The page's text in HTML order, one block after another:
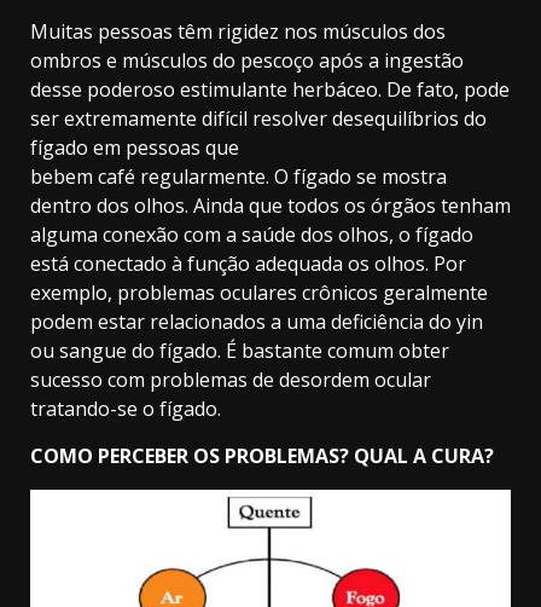
Muitas pessoas têm rigidez nos músculos dos
ombros e músculos do pescoço após a ingestão
desse poderoso estimulante herbáceo. De fato, pode
ser extremamente difícil resolver desequilíbrios do
fígado em pessoas que
bebem café regularmente. O fígado se mostra
dentro dos olhos. Ainda que todos os órgãos tenham
alguma conexão com a saúde dos olhos, o fígado
está conectado à função adequada os olhos. Por
exemplo, problemas oculares crônicos geralmente
podem estar relacionados a uma deficiência do yin
ou sangue do fígado. É bastante comum obter
sucesso com problemas de desordem ocular
tratando-se o fígado.
COMO PERCEBER OS PROBLEMAS? QUAL A CURA?